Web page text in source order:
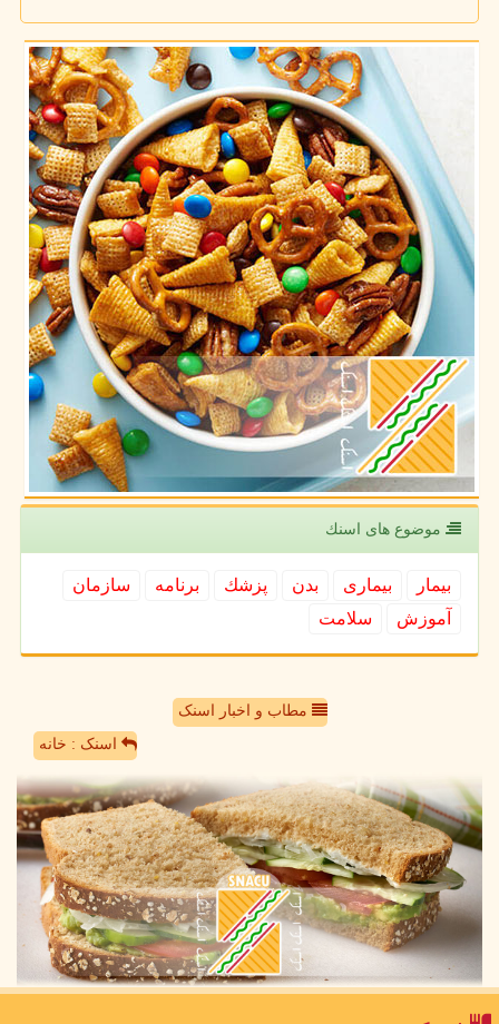
موضوع های اسنك
بیمار بیماری بدن پزشك برنامه
سازمان
آموزش
سلامت
مطاب و اخبار اسنک
اسنک : خانه